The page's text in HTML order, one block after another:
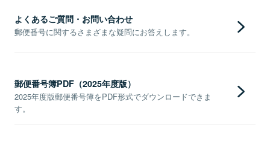
よくあるご質問・お問い合わせ
郵便番号に関するさまざまな疑問にお答えします。
郵便番号簿PDF（2025年度版）
2025年度版郵便番号簿をPDF形式でダウンロードできま
す。